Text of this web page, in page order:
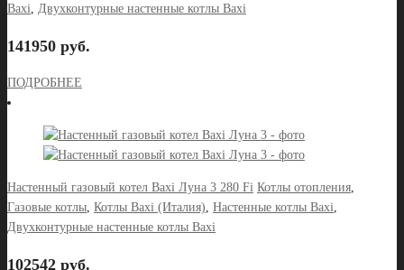
Baxi, Двухконтурные настенные котлы Baxi
141950 руб.
ПОДРОБНЕЕ
Настенный газовый котел Baxi Луна 3 280 Fi Котлы отопления,
Газовые котлы, Котлы Baxi (Италия), Настенные котлы Baxi,
Двухконтурные настенные котлы Baxi
102542 руб.